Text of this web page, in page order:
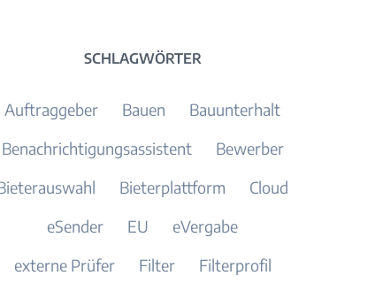
SCHLAGWÖRTER
Auftraggeber Bauen
Bauunterhalt
Benachrichtigungsassistent
Bewerber
Bieterplattform
Cloud
eSender
EU
eVergabe
externe Prüfer
Filter
Filterprofil